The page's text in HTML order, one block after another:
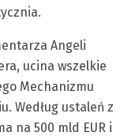
Angeli
ucina wszelkie
Mechanizmu
Według ustaleń z
na 500 mld EUR i